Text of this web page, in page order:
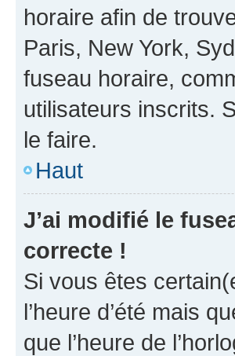
horaire afin de
Paris, New York,
fuseau horaire,
utilisateurs inscrits.
le faire.
Haut
J’ai modifié le
correcte !
Si vous êtes
l’heure d’été mais
que l’heure de